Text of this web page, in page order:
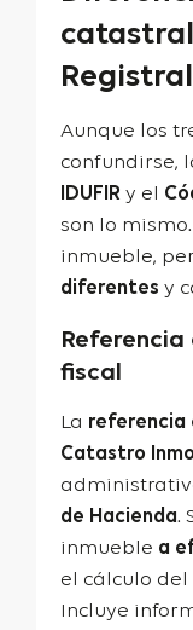
Aunque los
confundirse,
IDUFIR y el
son lo
inmueble,
diferentes y
fiscal
La referencia
Catastro
de Hacienda.
inmueble a
el cálculo del
Incluye